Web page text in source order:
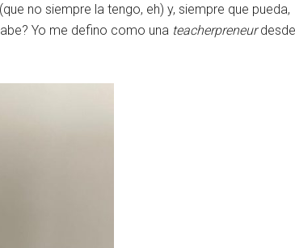
no siempre la tengo, eh) y, siempre que pueda,
Yo me defino como una teacherpreneur